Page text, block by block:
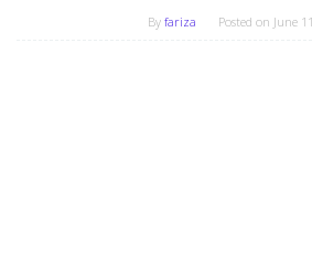
By fariza Posted on June